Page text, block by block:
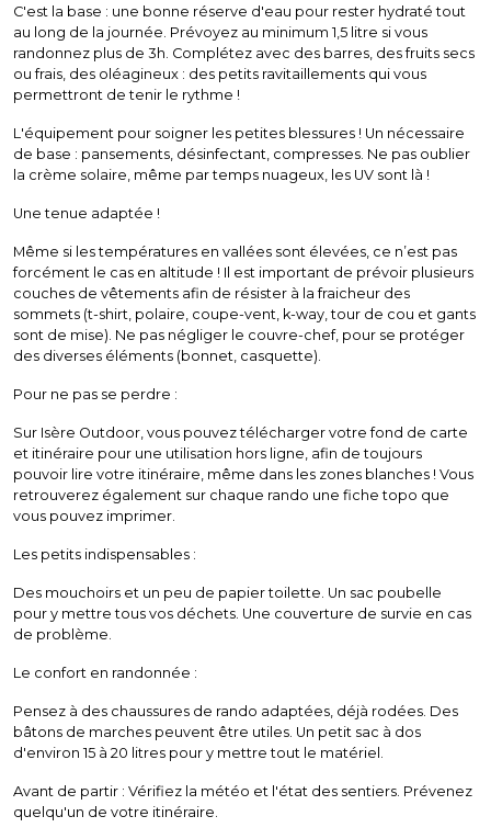
C'est la base : une bonne réserve d'eau pour rester hydraté tout
au long de la journée. Prévoyez au minimum 1,5 litre si vous
randonnez plus de 3h. Complétez avec des barres, des fruits secs
ou frais, des oléagineux : des petits ravitaillements qui vous
permettront de tenir le rythme !
L'équipement pour soigner les petites blessures ! Un nécessaire
de base : pansements, désinfectant, compresses. Ne pas oublier
la crème solaire, même par temps nuageux, les UV sont là !
Une tenue adaptée !
Même si les températures en vallées sont élevées, ce n’est pas
forcément le cas en altitude ! Il est important de prévoir plusieurs
couches de vêtements afin de résister à la fraicheur des
sommets (t-shirt, polaire, coupe-vent, k-way, tour de cou et gants
sont de mise). Ne pas négliger le couvre-chef, pour se protéger
des diverses éléments (bonnet, casquette).
Pour ne pas se perdre :
Sur Isère Outdoor, vous pouvez télécharger votre fond de carte
et itinéraire pour une utilisation hors ligne, afin de toujours
pouvoir lire votre itinéraire, même dans les zones blanches ! Vous
retrouverez également sur chaque rando une fiche topo que
vous pouvez imprimer.
Les petits indispensables :
Des mouchoirs et un peu de papier toilette. Un sac poubelle
pour y mettre tous vos déchets. Une couverture de survie en cas
de problème.
Le confort en randonnée :
Pensez à des chaussures de rando adaptées, déjà rodées. Des
bâtons de marches peuvent être utiles. Un petit sac à dos
d'environ 15 à 20 litres pour y mettre tout le matériel.
Avant de partir : Vérifiez la météo et l'état des sentiers. Prévenez
quelqu'un de votre itinéraire.